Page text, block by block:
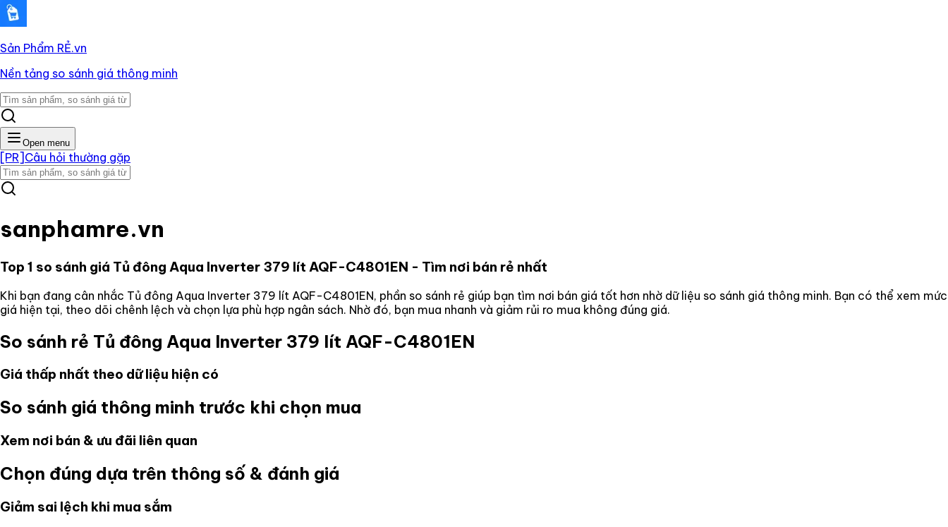
Sản Phẩm RẺ.vn
Nền tảng so sánh giá thông minh
Open menu
[PR] Câu hỏi thường gặp
sanphamre.vn
Top 1 so sánh giá Tủ đông Aqua Inverter 379 lít AQF-C4801EN - Tìm nơi bán rẻ nhất
Khi bạn đang cân nhắc Tủ đông Aqua Inverter 379 lít AQF-C4801EN, phần so sánh rẻ giúp bạn tìm nơi bán giá tốt hơn nhờ dữ liệu so sánh giá thông minh. Bạn có thể xem mức
giá hiện tại, theo dõi chênh lệch và chọn lựa phù hợp ngân sách. Nhờ đó, bạn mua nhanh và giảm rủi ro mua không đúng giá.
So sánh rẻ Tủ đông Aqua Inverter 379 lít AQF-C4801EN
Giá thấp nhất theo dữ liệu hiện có
So sánh giá thông minh trước khi chọn mua
Xem nơi bán & ưu đãi liên quan
Chọn đúng dựa trên thông số & đánh giá
Giảm sai lệch khi mua sắm